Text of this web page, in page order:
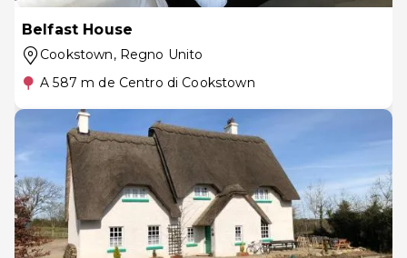
Belfast House
Cookstown, Regno Unito
A 587 m de Centro di Cookstown